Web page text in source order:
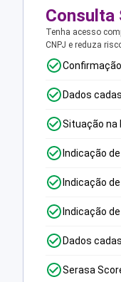
Consulta
Tenha acesso
CNPJ e reduza
Dados
Situação na
Indicação
Indicação
Indicação
Dados
Serasa